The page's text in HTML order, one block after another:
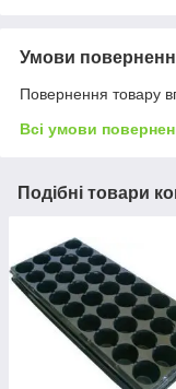
Умови
Повернення товару
Всі умови
Подібні товари